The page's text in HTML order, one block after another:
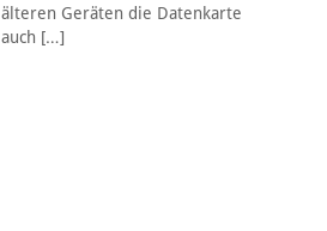
älteren Geräten die Datenkarte
auch […]